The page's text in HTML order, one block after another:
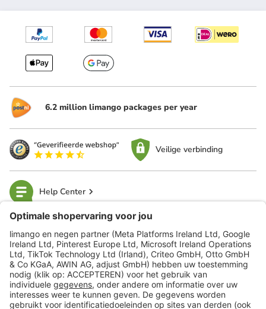
6.2 million limango packages per year
Veilige verbinding
Help Center
limango
Veilig winkelen
Klantenservice